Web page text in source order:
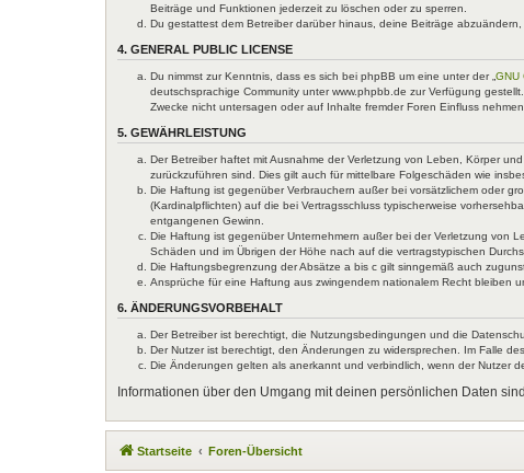
Beiträge und Funktionen jederzeit zu löschen oder zu sperren.
Du gestattest dem Betreiber darüber hinaus, deine Beiträge
4. GENERAL PUBLIC LICENSE
Du nimmst zur Kenntnis, dass es sich bei phpBB um eine unter der „ GNU
deutschsprachige Community unter www.phpbb.de zur Verfügung
Zwecke nicht untersagen oder auf Inhalte fremder Foren Einfluss nehmen.
5. GEWÄHRLEISTUNG
Der Betreiber haftet mit Ausnahme der Verletzung von Leben, Körper
zurückzuführen sind. Dies gilt auch für mittelbare Folgeschäden wie
Die Haftung ist gegenüber Verbrauchern außer bei vorsätzlichem oder
(Kardinalpflichten) auf die bei Vertragsschluss typischerweise
entgangenen Gewinn.
Die Haftung ist gegenüber Unternehmern außer bei der Verletzung von
Schäden und im Übrigen der Höhe nach auf die vertragstypischen
Die Haftungsbegrenzung der Absätze a bis c gilt sinngemäß auch
Ansprüche für eine Haftung aus zwingendem nationalem Recht bleiben
6. ÄNDERUNGSVORBEHALT
Der Betreiber ist berechtigt, die Nutzungsbedingungen und die
Der Nutzer ist berechtigt, den Änderungen zu widersprechen. Im Falle
Die Änderungen gelten als anerkannt und verbindlich, wenn der Nutzer
Informationen über den Umgang mit deinen persönlichen Daten
Startseite Foren-Übersicht